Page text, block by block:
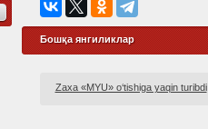
Бошқа янгиликлар
Zaxa «MYU» o‘tishiga yaqin turibdi